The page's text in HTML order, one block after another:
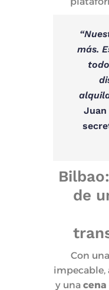
más.
Juan
de
Con
impecable,
y unacena